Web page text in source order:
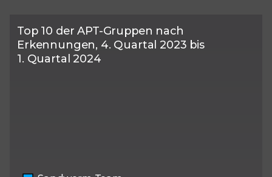
Top 10 der APT-Gruppen nach
Erkennungen, 4. Quartal 2023 bis
1. Quartal 2024